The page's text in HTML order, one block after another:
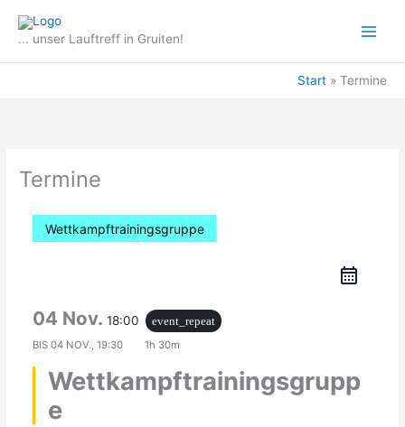
Inhalt
... unser Lauftreff in Gruiten!
Start Termine
Termine
Wettkampftrainingsgruppe
04 Nov.18:00
event_repeat
BIS04 NOV., 19:30 1h 30m
Wettkampftrainingsgrupp
e